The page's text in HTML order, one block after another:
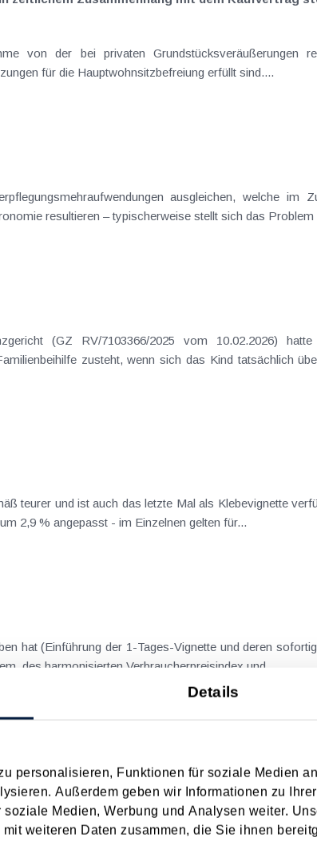
Details
personalisieren, Funktionen für soziale Medien
Außerdem geben wir Informationen zu Ihrer
Medien, Werbung und Analysen weiter.
weiteren Daten zusammen, die Sie ihnen
für die Hauptwohnsitzbefreiung erfüllt sind....
resultieren – typischerweise stellt sich das Problem
zusteht, wenn sich das Kind tatsächlich
teurer und ist auch das letzte Mal als Klebevignette
2,9 % angepasst - im Einzelnen gelten für...
hat (Einführung der 1-Tages-Vignette und deren
des harmonisierten Verbraucherpreisindex und...
- die Vignette für 1 Tag wird eingeführt und
dass die 1-Tages-Vignette...